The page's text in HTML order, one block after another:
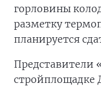
горловины
разметку
планируется
Представители
стройплощадке